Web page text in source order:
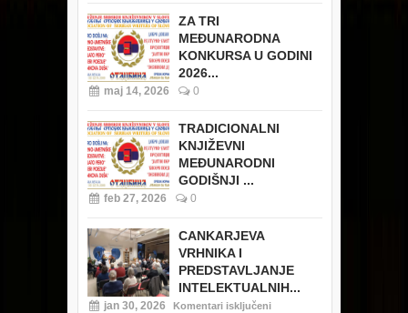
ZA TRI
MEĐUNARODNA
KONKURSA U GODINI
2026...
maj 14, 2026 0
TRADICIONALNI
KNJIŽEVNI
MEĐUNARODNI
GODIŠNJI ...
feb 27, 2026 0
CANKARJEVA
VRHNIKA I
PREDSTAVLJANJE
INTELEKTUALNIH...
jan 30, 2026 Komentari isključeni